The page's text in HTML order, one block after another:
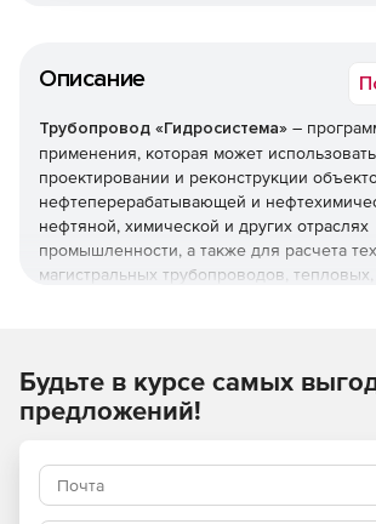
Описание
Трубопровод «Гидросистема» –
применения, которая может
проектировании и реконструкции
нефтеперерабатывающей и
нефтяной, химической и других отраслях
промышленности, а также для расчета
магистральных трубопроводов, тепловых,
системы произвольной сложности (в том
кольцевыми участками). Результаты
и предохранительные клапаны,
работоспособность трубопроводных
оптимизировать капитальные затраты.
Будьте в курсе самых
предложений!